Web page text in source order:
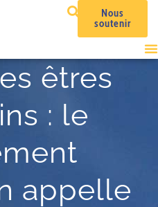
Nous
soutenir
êtres
: le
appelle